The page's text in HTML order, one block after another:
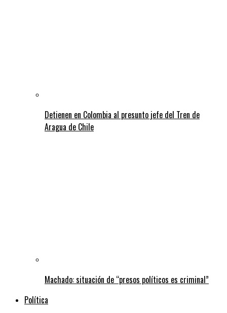
Detienen en Colombia al presunto jefe del Tren de
Aragua de Chile
Machado: situación de “presos políticos es criminal”
Política